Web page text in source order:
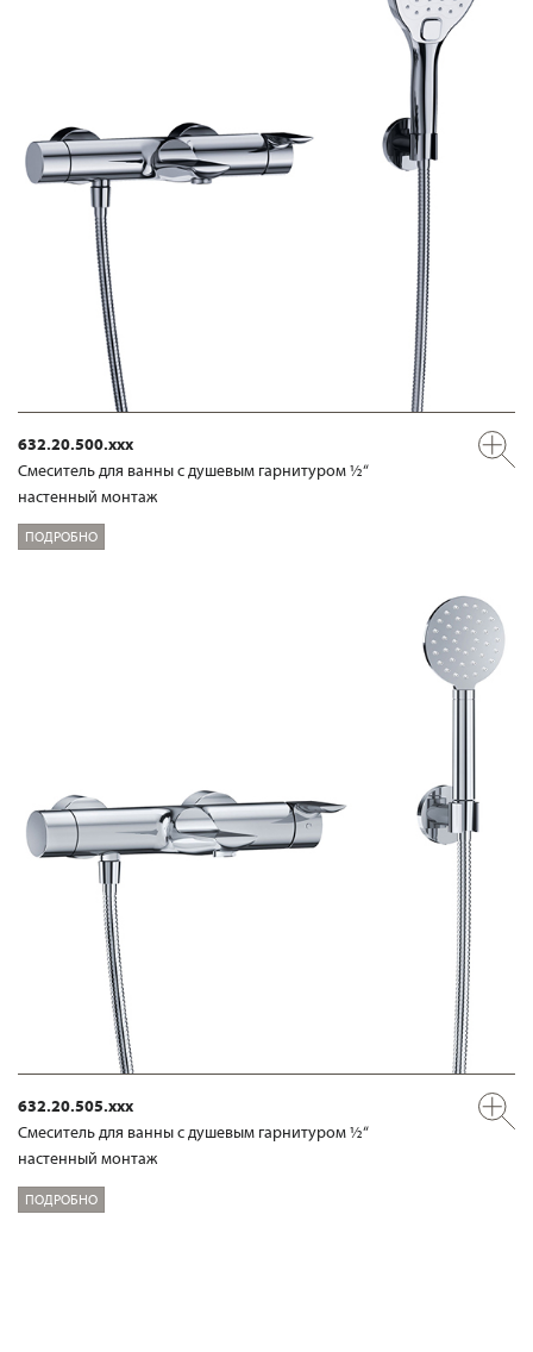
632.20.500.xxx
Смеситель для ванны с душевым гарнитуром ½“
настенный монтаж
ПОДРОБНО
632.20.505.xxx
Смеситель для ванны с душевым гарнитуром ½“
настенный монтаж
ПОДРОБНО